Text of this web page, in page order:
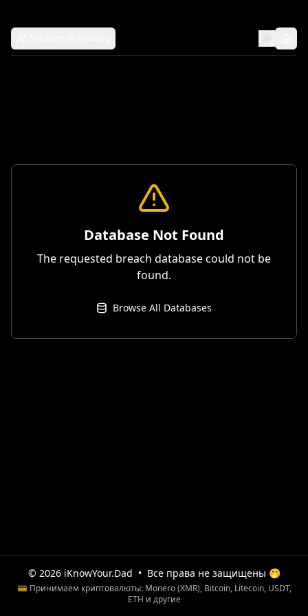
Database Not Found
The requested breach database could not be
found.
Browse All Databases
© 2026 iKnowYour.Dad • Все права не защищены 🤭
💳 Принимаем криптовалюты: Monero (XMR), Bitcoin, Litecoin, USDT,
ETH и другие